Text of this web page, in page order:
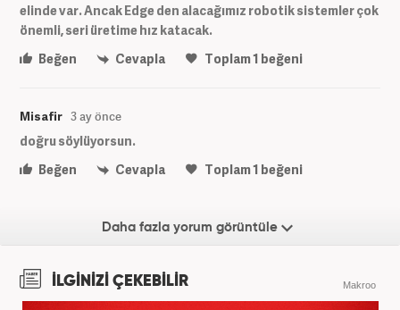
elinde var. Ancak Edge den alacağımız robotik sistemler çok
önemli, seri üretime hız katacak.
Beğen
Cevapla Toplam1 beğeni
Misafir 3 ay önce
doğru söylüyorsun.
Beğen
Cevapla Toplam1 beğeni
Daha fazla yorum görüntüle
İLGİNİZİ ÇEKEBİLİR Makroo